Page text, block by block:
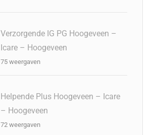
Verzorgende IG PG Hoogeveen –
Icare – Hoogeveen
75 weergaven
Helpende Plus Hoogeveen – Icare
– Hoogeveen
72 weergaven